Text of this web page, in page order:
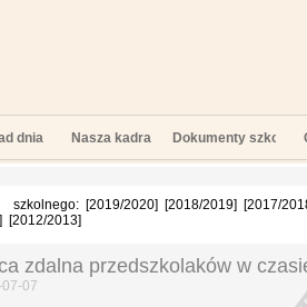
dnia Nasza kadra Dokumenty szkolne
[2019/2020] [2018/2019] [2017/
] [2012/2013]
zdalna przedszkolaków w
07